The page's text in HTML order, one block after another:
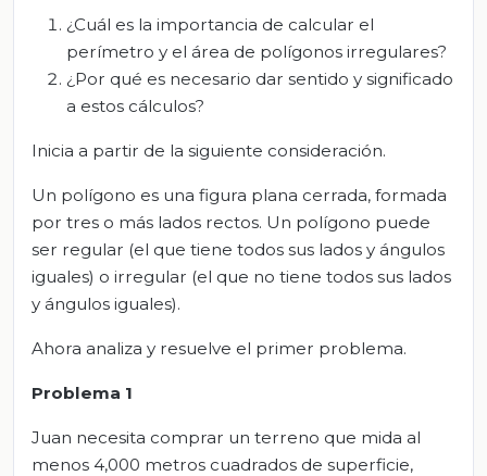
¿Cuál es la importancia de calcular el
perímetro y el área de polígonos irregulares?
¿Por qué es necesario dar sentido y significado
a estos cálculos?
Inicia a partir de la siguiente consideración.
Un polígono es una figura plana cerrada, formada
por tres o más lados rectos. Un polígono puede
ser regular (el que tiene todos sus lados y ángulos
iguales) o irregular (el que no tiene todos sus lados
y ángulos iguales).
Ahora analiza y resuelve el primer problema.
Problema 1
Juan necesita comprar un terreno que mida al
menos 4,000 metros cuadrados de superficie,